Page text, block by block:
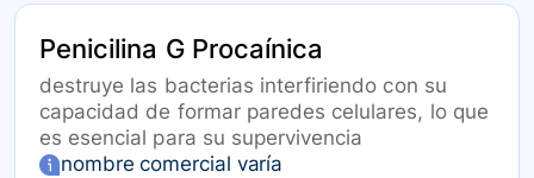
Penicilina G Procaínica
destruye las bacterias interfiriendo con su
capacidad de formar paredes celulares, lo que
es esencial para su supervivencia
nombre comercial varía